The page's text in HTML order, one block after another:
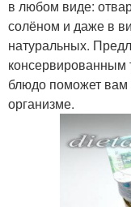
в любом виде:
солёном и даже в
натуральных.
консервированным
блюдо поможет вам
организме.